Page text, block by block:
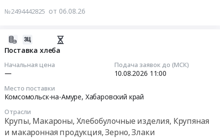
№2494442825 от 06.08.26
Поставка хлеба
Начальная цена
—
Подача заявок до (МСК)
10.08.2026 11:00
Место поставки
Комсомольск-на-Амуре, Хабаровский край
Отрасли
Крупы, Макароны, Хлебобулочные изделия, Крупяная
и макаронная продукция, Зерно, Злаки